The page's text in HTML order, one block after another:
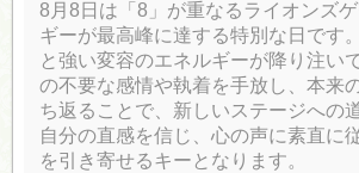
8月8日は「8」が重なるライオンズ
ギーが最高峰に達する特別な日です
と強い変容のエネルギーが降り注い
の不要な感情や執着を手放し、本来
ち返ることで、新しいステージへの
自分の直感を信じ、心の声に素直に
を引き寄せるキーとなります。